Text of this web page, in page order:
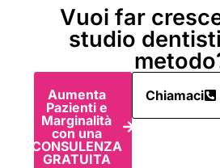
Vuoi far
studio
Aumenta
Pazienti e
Marginalità
con una
CONSULENZA
GRATUITA
Chiamaci